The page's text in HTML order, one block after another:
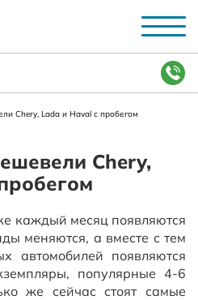
Chery, Lada и Haval с пробегом
Chery,
каждый месяц появляются
меняются, а вместе с тем
автомобилей появляются
популярные 4-6
же сейчас стоят самые